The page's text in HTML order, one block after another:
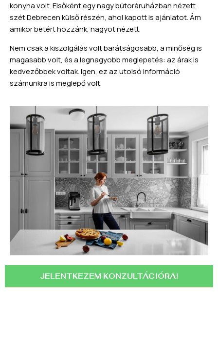
konyha volt. Elsőként egy nagy bútoráruházban nézett
szét Debrecen külső részén, ahol kapott is ajánlatot. Ám
amikor betért hozzánk, nagyot nézett.
Nem csak a kiszolgálás volt barátságosabb, a minőség is
magasabb volt, és a legnagyobb meglepetés: az árak is
kedvezőbbek voltak. Igen, ez az utolsó információ
számunkra is meglepő volt.
JELENTKEZEM KONZULTÁCIÓRA!